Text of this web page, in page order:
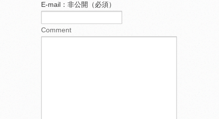
E-mail：非公開（必須）
Comment